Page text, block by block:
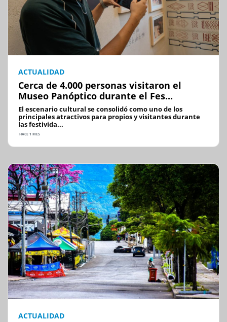
ACTUALIDAD
Cerca de 4.000 personas visitaron el
Museo Panóptico durante el Fes...
El escenario cultural se consolidó como uno de los
principales atractivos para propios y visitantes durante
las festivida...
HACE 1 MES
ACTUALIDAD